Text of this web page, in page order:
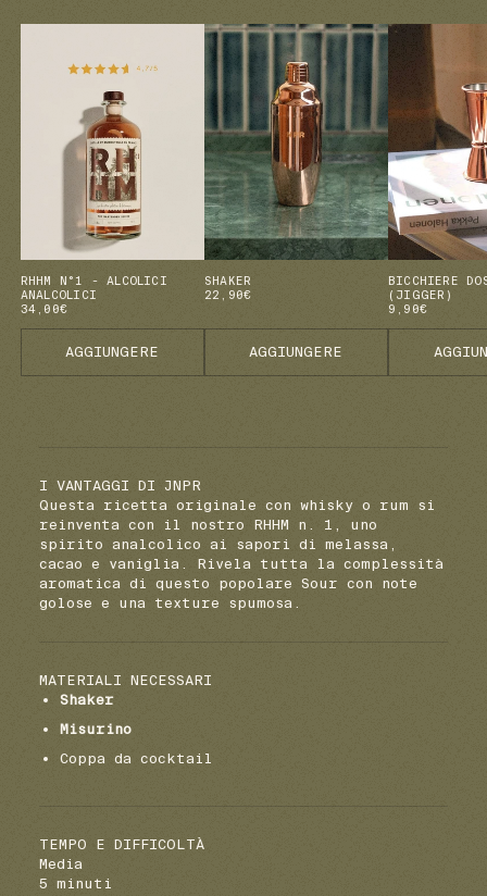
RHHM N°1 - ALCOLICI
ANALCOLICI
34,00€
AGGIUNGERE
SHAKER
22,90€
AGGIUNGERE
BICCHIERE
(JIGGER)
9,90€
I VANTAGGI DI JNPR
Questa ricetta originale con whisky o rum si
reinventa con il nostro RHHM n. 1, uno
spirito analcolico ai sapori di melassa,
cacao e vaniglia. Rivela tutta la complessità
aromatica di questo popolare Sour con note
golose e una texture spumosa.
MATERIALI NECESSARI
Shaker
Misurino
Coppa da cocktail
TEMPO E DIFFICOLTÀ
Media
5 minuti